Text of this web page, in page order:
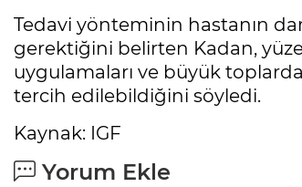
Tedavi yönteminin hastanın
gerektiğini belirten Kadan,
uygulamaları ve büyük
tercih edilebildiğini söyledi.
Kaynak: IGF
Yorum Ekle